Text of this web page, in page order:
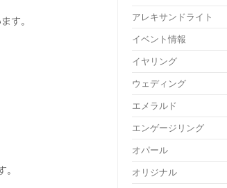
す。
。
アレキサンドライト
イベント情報
イヤリング
ウェディング
エメラルド
エンゲージリング
オパール
オリジナル